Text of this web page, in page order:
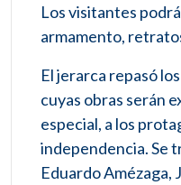
Los visitantes
armamento,
El jerarca repasó
cuyas obras serán
especial, a los
independencia. Se
Eduardo Amézaga,